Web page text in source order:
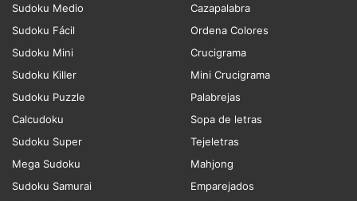
Sudoku Medio
Sudoku Fácil
Sudoku Mini
Sudoku Killer
Sudoku Puzzle
Calcudoku
Sudoku Super
Mega Sudoku
Sudoku Samurai
Cazapalabra
Ordena Colores
Crucigrama
Mini Crucigrama
Palabrejas
Sopa de letras
Tejeletras
Mahjong
Emparejados